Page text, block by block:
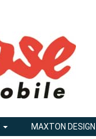
MAXTON DESIGN